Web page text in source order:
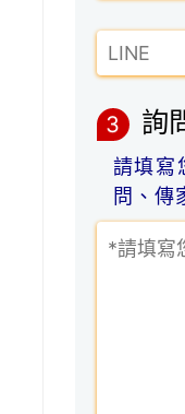
3 詢
請填寫
問、傳